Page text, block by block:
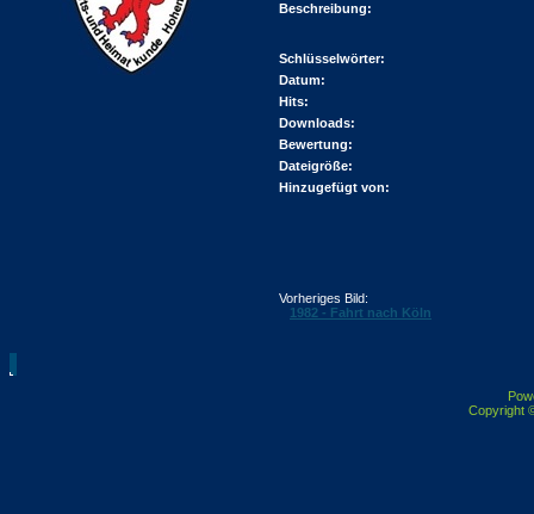
Beschreibung:
Schlüsselwörter:
Datum:
Hits:
Downloads:
Bewertung:
Dateigröße:
Hinzugefügt von:
Vorheriges Bild:
1982 - Fahrt nach Köln
Copyright